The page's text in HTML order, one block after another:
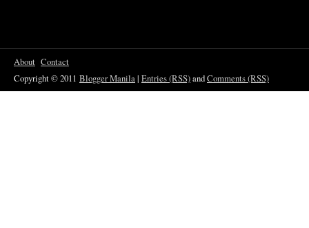
About Contact
Copyright © 2011 Blogger Manila| Entries (RSS)andComments (RSS)